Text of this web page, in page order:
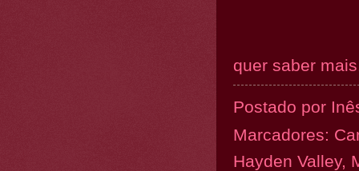
quer saber
Postado por
Marcadores:
Hayden Valley,